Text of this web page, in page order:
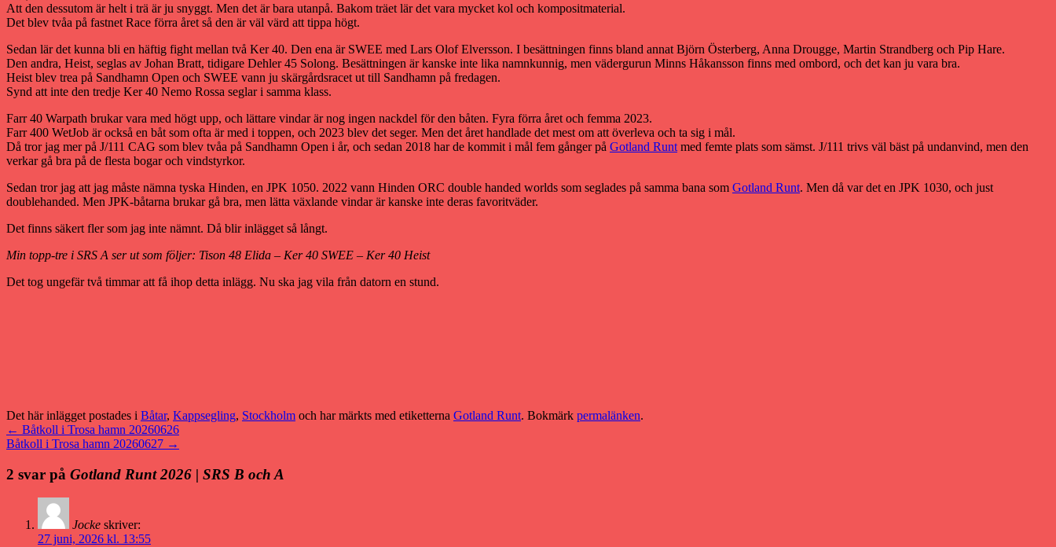
Att den dessutom är helt i trä är ju snyggt. Men det är bara utanpå. Bakom träet lär det vara mycket kol och kompositmaterial.
Det blev tvåa på fastnet Race förra året så den är väl värd att tippa högt.
Sedan lär det kunna bli en häftig fight mellan två Ker 40. Den ena är SWEE med Lars Olof Elversson. I besättningen finns bland annat Björn Österberg, Anna Drougge, Martin Strandberg och Pip Hare.
Den andra, Heist, seglas av Johan Bratt, tidigare Dehler 45 Solong. Besättningen är kanske inte lika namnkunnig, men vädergurun Minns Håkansson finns med ombord, och det kan ju vara bra.
Heist blev trea på Sandhamn Open och SWEE vann ju skärgårdsracet ut till Sandhamn på fredagen.
Synd att inte den tredje Ker 40 Nemo Rossa seglar i samma klass.
Farr 40 Warpath brukar vara med högt upp, och lättare vindar är nog ingen nackdel för den båten. Fyra förra året och femma 2023.
Farr 400 WetJob är också en båt som ofta är med i toppen, och 2023 blev det seger. Men det året handlade det mest om att överleva och ta sig i mål.
Då tror jag mer på J/111 CAG som blev tvåa på Sandhamn Open i år, och sedan 2018 har de kommit i mål fem gånger på Gotland Runt med femte plats som sämst. J/111 trivs väl bäst på undanvind, men den
verkar gå bra på de flesta bogar och vindstyrkor.
Sedan tror jag att jag måste nämna tyska Hinden, en JPK 1050. 2022 vann Hinden ORC double handed worlds som seglades på samma bana som Gotland Runt. Men då var det en JPK 1030, och just
doublehanded. Men JPK-båtarna brukar gå bra, men lätta växlande vindar är kanske inte deras favoritväder.
Det finns säkert fler som jag inte nämnt. Då blir inlägget så långt.
Min topp-tre i SRS A ser ut som följer: Tison 48 Elida – Ker 40 SWEE – Ker 40 Heist
Det tog ungefär två timmar att få ihop detta inlägg. Nu ska jag vila från datorn en stund.
Det här inlägget postades i Båtar, Kappsegling, Stockholm och har märkts med etiketterna Gotland Runt. Bokmärk permalänken.
← Båtkoll i Trosa hamn 20260626
Båtkoll i Trosa hamn 20260627 →
2 svar på Gotland Runt 2026 | SRS B och A
Jocke skriver:
27 juni, 2026 kl. 13:55